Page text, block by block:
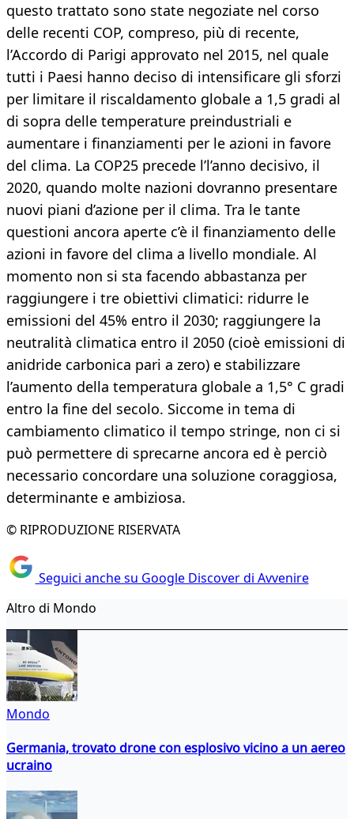
questo trattato sono state negoziate nel corso
delle recenti COP, compreso, più di recente,
l’Accordo di Parigi approvato nel 2015, nel quale
tutti i Paesi hanno deciso di intensificare gli sforzi
per limitare il riscaldamento globale a 1,5 gradi al
di sopra delle temperature preindustriali e
aumentare i finanziamenti per le azioni in favore
del clima. La COP25 precede l’l’anno decisivo, il
2020, quando molte nazioni dovranno presentare
nuovi piani d’azione per il clima. Tra le tante
questioni ancora aperte c’è il finanziamento delle
azioni in favore del clima a livello mondiale. Al
momento non si sta facendo abbastanza per
raggiungere i tre obiettivi climatici: ridurre le
emissioni del 45% entro il 2030; raggiungere la
neutralità climatica entro il 2050 (cioè emissioni di
anidride carbonica pari a zero) e stabilizzare
l’aumento della temperatura globale a 1,5° C gradi
entro la fine del secolo. Siccome in tema di
cambiamento climatico il tempo stringe, non ci si
può permettere di sprecarne ancora ed è perciò
necessario concordare una soluzione coraggiosa,
determinante e ambiziosa.
© RIPRODUZIONE RISERVATA
Seguici anche su Google Discover di Avvenire
Altro di Mondo
Mondo
Germania, trovato drone con esplosivo vicino a un aereo
ucraino